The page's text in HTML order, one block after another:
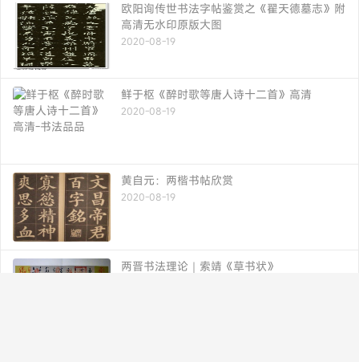
欧阳询传世书法字帖鉴赏之《翟天德墓志》附
高清无水印原版大图
2020-08-19
鲜于枢《醉时歌等唐人诗十二首》高清
2020-08-19
黄自元：两楷书帖欣赏
2020-08-19
两晋书法理论｜索靖《草书状》